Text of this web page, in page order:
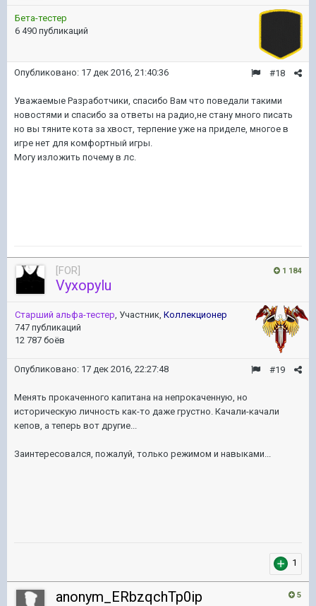
Бета-тестер
6 490 публикаций
#18
Опубликовано: 17 дек 2016, 21:40:36
Уважаемые Разработчики, спасибо Вам что поведали такими
новостями и спасибо за ответы на радио,не стану много писать
но вы тяните кота за хвост, терпение уже на приделе, многое в
игре нет для комфортный игры.
Могу изложить почему в лс.
1 184
[FOR]
Vyxopylu
Старший альфа-тестер, Участник, Коллекционер
747 публикаций
12 787 боёв
#19
Опубликовано: 17 дек 2016, 22:27:48
Менять прокаченного капитана на непрокаченную, но
историческую личность как-то даже грустно. Качали-качали
кепов, а теперь вот другие...
Заинтересовался, пожалуй, только режимом и навыками...
1
5
anonym_ERbzqchTp0ip